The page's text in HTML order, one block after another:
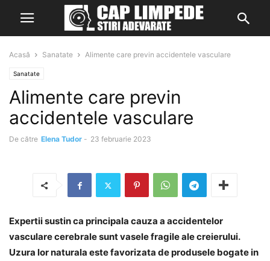
Acasă Sanatate Alimente care previn accidentele vasculare
Sanatate
Alimente care previn
accidentele vasculare
De către Elena Tudor - 23 februarie 2023
Expertii sustin ca principala cauza a accidentelor
vasculare cerebrale sunt vasele fragile ale creierului.
Uzura lor naturala este favorizata de produsele bogate in